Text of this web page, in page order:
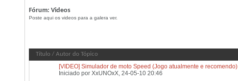
Fórum: Videos
Poste aqui os videos para a galera ver.
Título / Autor do Tópico
[VIDEO] Simulador de moto Speed (Jogo atualmente e recomendo)
Iniciado por XxUNOxX, 24-05-10 20:46